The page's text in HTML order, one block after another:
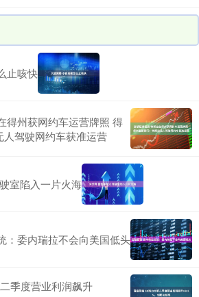
止咳快
得州获网约车运营牌照 得
驾驶网约车获准运营
室陷入一片火海
：委内瑞拉不会向美国低头
季度营业利润飙升